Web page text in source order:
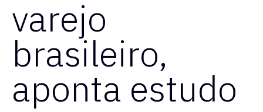
varejo
brasileiro,
aponta estudo